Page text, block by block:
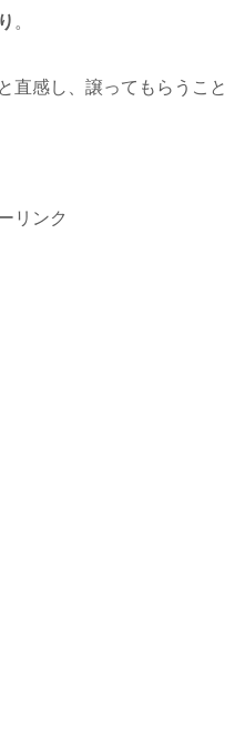
。
直感し、譲ってもらうこと
リンク